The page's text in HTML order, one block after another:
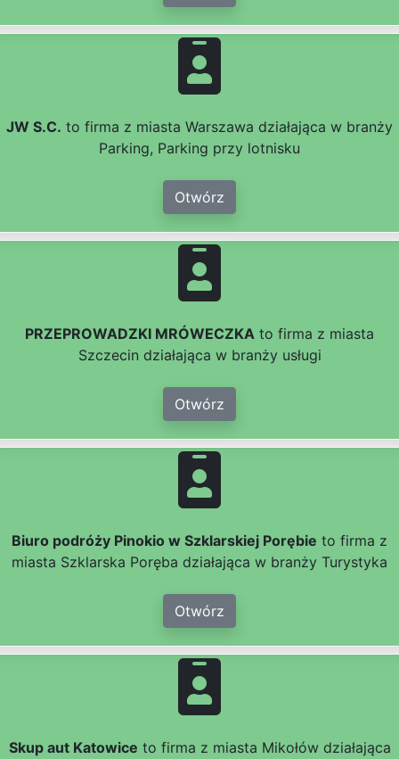
JW S.C. to firma z miasta Warszawa działająca w branży
Parking, Parking przy lotnisku
Otwórz
PRZEPROWADZKI MRÓWECZKA to firma z miasta
Szczecin działająca w branży usługi
Otwórz
Biuro podróży Pinokio w Szklarskiej Porębie to firma z
miasta Szklarska Poręba działająca w branży Turystyka
Otwórz
Skup aut Katowice to firma z miasta Mikołów działająca